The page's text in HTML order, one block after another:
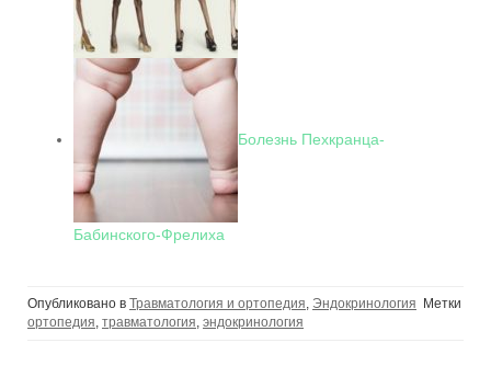
Болезнь Пехкранца-
Бабинского-Фрелиха
Опубликовано в Травматология и ортопедия, Эндокринология
Метки
ортопедия, травматология, эндокринология